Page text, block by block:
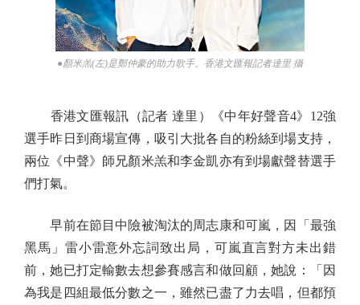
●顏米羔(左)是鄭仲豪的助力歌手。香港文匯報記者達里 攝
香港文匯報訊（記者 達里）《中年好聲音4》12強
選手昨日到商場宣傳，吸引大批各自的粉絲到場支持，
兩位《中聲》師兄顏米羔和李金凱亦有到場獻聲替選手
們打氣。
早前在節目中險被淘汰的周志康和可嵐，因「最強
黑馬」雷小雷意外忘詞致出局，可嵐直言對方未出錯
前，她已打定輸數去想參賽感言和做回顧，她說：「因
為我是四組最低分數之一，雖然已盡了力去唱，但都預